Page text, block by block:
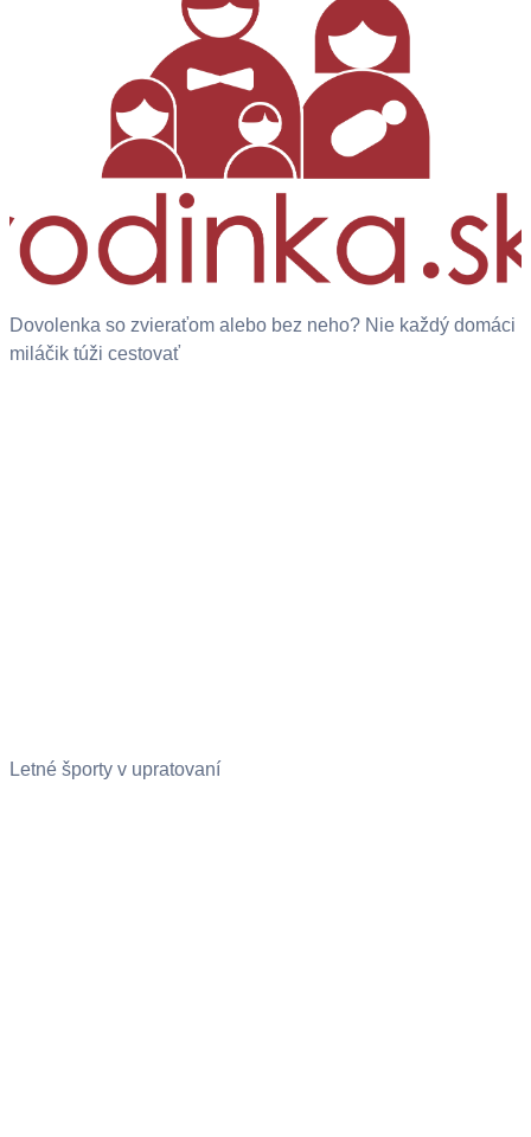
Dovolenka so zvieraťom alebo bez neho? Nie každý domáci
miláčik túži cestovať
Letné športy v upratovaní